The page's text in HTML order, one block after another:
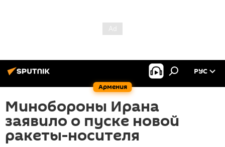
Армения
РУС
Минобороны Ирана
заявило о пуске новой
ракеты-носителя